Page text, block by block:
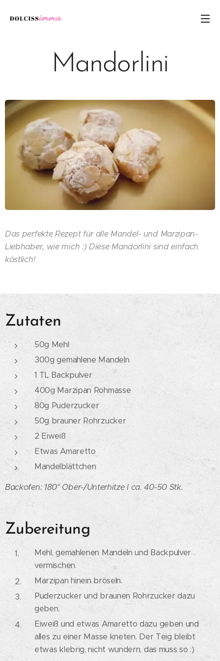
Mandorlini
Das perfekte Rezept für alle Mandel- und Marzipan-
Liebhaber, wie mich :) Diese Mandorlini sind einfach
köstlich!
Zutaten
50g Mehl
300g gemahlene Mandeln
1 TL Backpulver
400g Marzipan Rohmasse
80g Puderzucker
50g brauner Rohrzucker
2 Eiweiß
Etwas Amaretto
Mandelblättchen
Backofen: 180° Ober-/Unterhitze I ca. 40-50 Stk.
Zubereitung
Mehl, gemahlenen Mandeln und Backpulver
vermischen.
Marzipan hinein bröseln.
Puderzucker und braunen Rohrzucker dazu
geben.
Eiweiß und etwas Amaretto dazu geben und
alles zu einer Masse kneten. Der Teig bleibt
etwas klebrig, nicht wundern, das muss so :)